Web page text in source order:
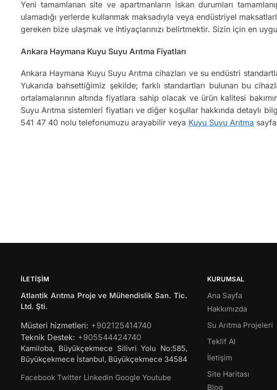
Yeni tamamlanan site ve apartmanların iskan durumları
ulamadığı yerlerde kullanmak maksadıyla veya endüstriyel
gereken bize ulaşmak ve ihtiyaçlarınızı belirtmektir. Sizin için en
Ankara Haymana Kuyu Suyu Arıtma Fiyatları
Ankara Haymana Kuyu Suyu Arıtma cihazları ve su endüstri
Yukarıda bahsettiğimiz şekilde; farklı standartları bulunan bu
ortalamalarının altında fiyatlara sahip olacak ve ürün kalitesi
Suyu Arıtma sistemleri fiyatları ve diğer koşullar hakkında detaylı
541 47 40 nolu telefonumuzu arayabilir veya Kuyu Suyu Arıtma
İLETIŞIM
Atlantik Arıtma Proje ve Mühendislik San. Tic.
Ltd. Şti.
Müsteri hizmetleri: +902125414740
Teknik Destek: +905544424740
Kamiloba, Büyükçekmece Silivri Yolu No:585,
Büyükçekmece İstanbul, Büyükçekmece 34584
Facebook Twitter Linkedin Google Youtube
KURUMSAL
Ana Sayfa
Hakkımızda
Su Arıtma Projeleri
Teklif Al
İletişim
Site Haritası
Blog